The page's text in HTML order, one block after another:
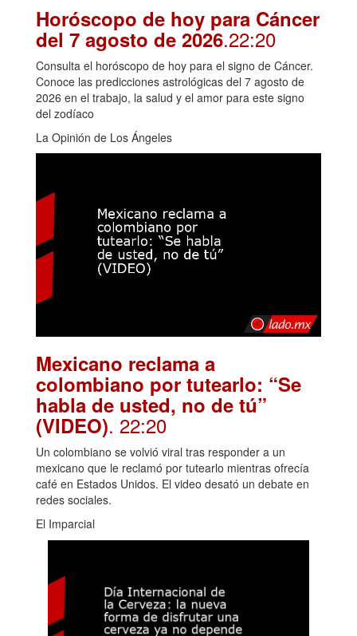
Horóscopo de hoy para Cáncer
del 7 agosto de 2026.22:20
Consulta el horóscopo de hoy para el signo de Cáncer.
Conoce las predicciones astrológicas del 7 agosto de
2026 en el trabajo, la salud y el amor para este signo
del zodíaco
La Opinión de Los Ángeles
Mexicano reclama a
colombiano por tutearlo: “Se
habla de usted, no de tú”
(VIDEO). 22:20
Un colombiano se volvió viral tras responder a un
mexicano que le reclamó por tutearlo mientras ofrecía
café en Estados Unidos. El video desató un debate en
redes sociales.
El Imparcial